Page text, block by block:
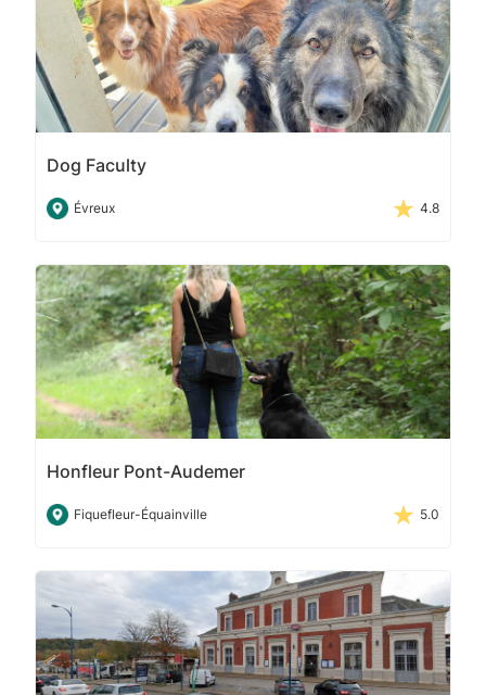
Dog Faculty
Évreux 4.8
Honfleur Pont-Audemer
Fiquefleur-Équainville 5.0